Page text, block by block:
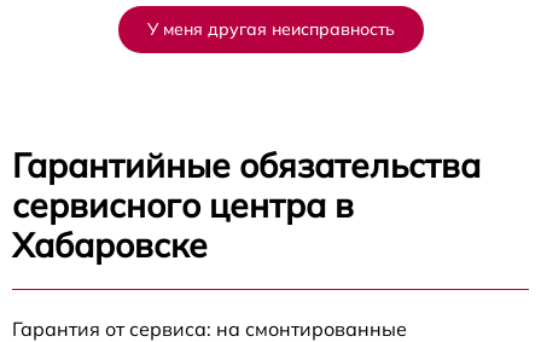
У меня другая неисправность
Гарантийные обязательства
сервисного центра в
Хабаровске
Гарантия от сервиса: на смонтированные